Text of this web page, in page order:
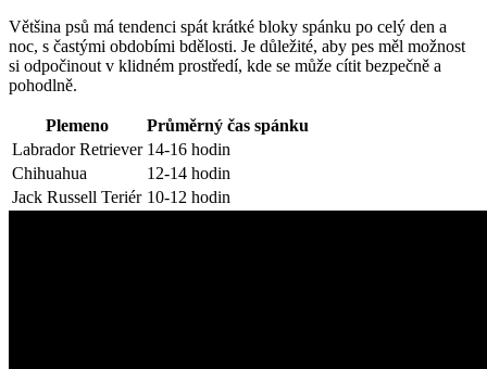
Většina psů má tendenci spát krátké bloky spánku po celý den a
noc, s častými obdobími bdělosti. Je důležité, aby pes měl možnost
si odpočinout v klidném prostředí, kde se může cítit bezpečně a
pohodlně.
Plemeno
Průměrný čas spánku
Labrador Retriever 14-16 hodin
Chihuahua
12-14 hodin
Jack Russell Teriér 10-12 hodin